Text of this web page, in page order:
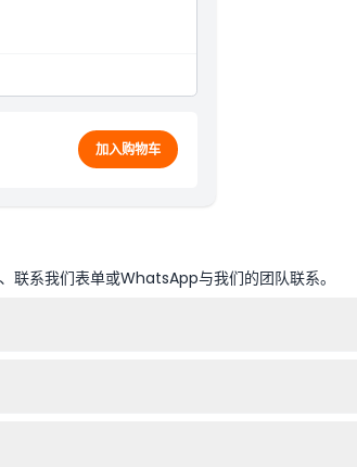
加入购物车
联系我们表单或WhatsApp与我们的团队联系。